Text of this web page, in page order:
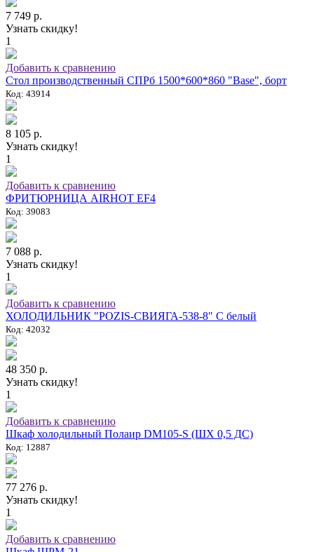
7 749 р.
Узнать скидку!
1
Добавить к сравнению
Стол производственный СПРб 1500*600*860 "Base", борт
Код: 43914
8 105 р.
Узнать скидку!
1
Добавить к сравнению
ФРИТЮРНИЦА AIRHOT EF4
Код: 39083
7 088 р.
Узнать скидку!
1
Добавить к сравнению
ХОЛОДИЛЬНИК "POZIS-СВИЯГА-538-8" C белый
Код: 42032
48 350 р.
Узнать скидку!
1
Добавить к сравнению
Шкаф холодильный Полаир DM105-S (ШХ 0,5 ДС)
Код: 12887
77 276 р.
Узнать скидку!
1
Добавить к сравнению